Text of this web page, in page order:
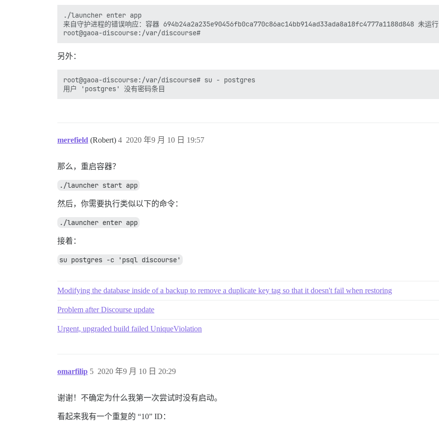
./launcher enter app
来自守护进程的错误响应：容器 694b24a2a235e90456fb0ca770c86ac14bb914ad33ada8a18fc4777a1188d848 未运行
另外：
root@gaoa-discourse:/var/discourse# su - postgres
merefield (Robert) 2020 年9 月 10 日 19:57
4
那么，重启容器？
./launcher start app
然后，你需要执行类似以下的命令：
./launcher enter app
接着：
su postgres -c 'psql discourse'
Modifying the database inside of a backup to remove a duplicate key tag so that it doesn't fail when restoring
Problem after Discourse update
Urgent, upgraded build failed UniqueViolation
omarfilip 2020 年9 月 10 日 20:29
5
谢谢！不确定为什么我第一次尝试时没有启动。
看起来我有一个重复的 “10” ID：